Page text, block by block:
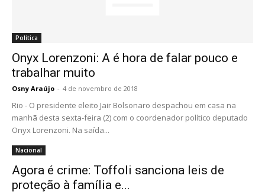
Política
Onyx Lorenzoni: A é hora de falar pouco e
trabalhar muito
Osny Araújo - 4 de novembro de 2018
Rio - O presidente eleito Jair Bolsonaro despachou em casa na
manhã desta sexta-feira (2) com o coordenador político deputado
Onyx Lorenzoni. Na saída...
Nacional
Agora é crime: Toffoli sanciona leis de
proteção à família e...